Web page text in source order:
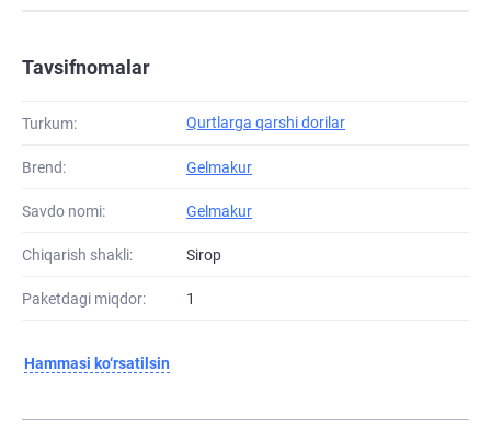
Tavsifnomalar
Turkum: Qurtlarga qarshi dorilar
Brend: Gelmakur
Savdo nomi: Gelmakur
Chiqarish shakli: Sirop
Paketdagi miqdor: 1
Hammasi ko‘rsatilsin